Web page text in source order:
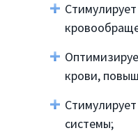
крови,
системы;